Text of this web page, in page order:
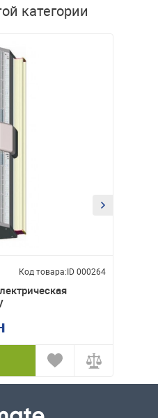
категории
Код товара:ID 000264